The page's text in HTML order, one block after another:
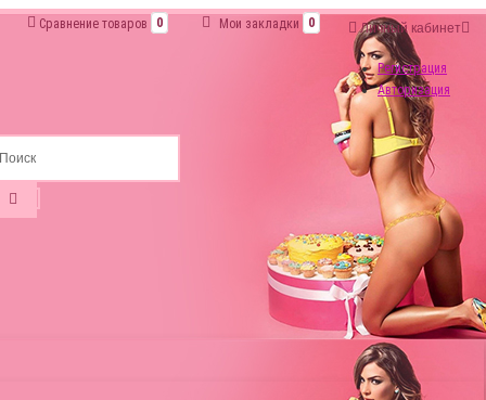
Личный кабинет
Регистрация
Авторизация
Мои закладки 0
Сравнение товаров 0